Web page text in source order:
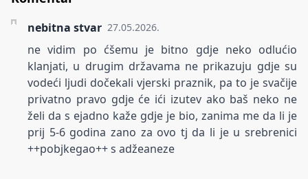
nebitna stvar 27.05.2026.
ne vidim po ćšemu je bitno gdje neko odlućio
klanjati, u drugim državama ne prikazuju gdje su
vodeći ljudi dočekali vjerski praznik, pa to je svačije
privatno pravo gdje će ići izutev ako baš neko ne
želi da s ejadno kaže gdje je bio, zanima me da li je
prij 5-6 godina zano za ovo tj da li je u srebrenici
++pobjkegao++ s adžeaneze